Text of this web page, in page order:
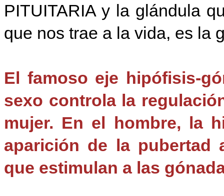
PITUITARIA y la glándula
que nos trae a la vida, es la
El famoso eje hipófisis-
sexo controla la
mujer. En el hombre, la
aparición de la pubertad
que estimulan a las